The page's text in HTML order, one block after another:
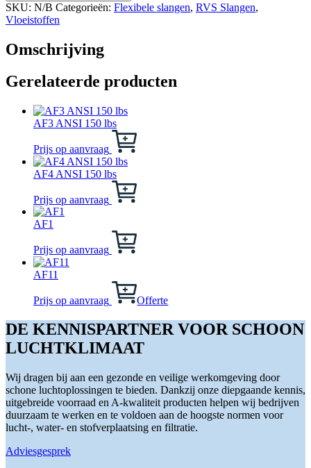
SKU: N/B Categorieën: Flexibele slangen, RVS Slangen,
Vloeistoffen
Omschrijving
Gerelateerde producten
AF3 ANSI 150 lbs
Prijs op aanvraag
Dit
variaties.
gekozen
productpagina
AF4 ANSI 150 lbs
Prijs op aanvraag
Dit
variaties.
gekozen
worden
de
productpagina
AF1
Prijs op aanvraag
Dit
variaties.
Deze
kan
gekozen
worden
de
productpagina
AF11
Prijs op aanvraag Offerte
DE KENNISPARTNER VOOR SCHOON
LUCHTKLIMAAT
Wij dragen bij aan een gezonde en veilige werkomgeving door
schone luchtoplossingen te bieden. Dankzij onze diepgaande kennis,
uitgebreide voorraad en A-kwaliteit producten helpen wij bedrijven
duurzaam te werken en te voldoen aan de hoogste normen voor
lucht-, water- en stofverplaatsing en filtratie.
Adviesgesprek